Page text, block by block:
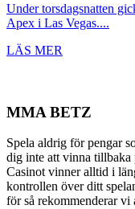
Under torsdagsnatten
Apex i Las Vegas....
LÄS MER
MMA BETZ
Spela aldrig för pengar
dig inte att vinna tillbaka
Casinot vinner alltid i
kontrollen över ditt
för så rekommenderar vi